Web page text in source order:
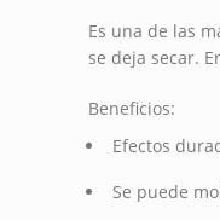
Es una de las
se deja secar.
Beneficios:
Efectos
Se puede